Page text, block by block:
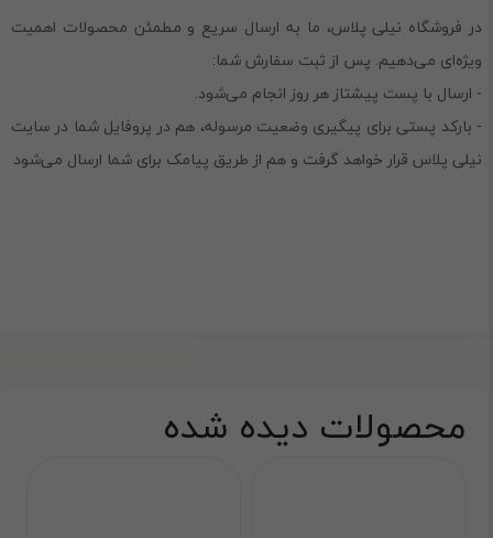
در فروشگاه نیلی پلاس، ما به ارسال سریع و مطمئن محصولات اهمیت
ویژه‌ای می‌دهیم. پس از ثبت سفارش شما:
- ارسال با پست پیشتاز هر روز انجام می‌شود.
- بارکد پستی برای پیگیری وضعیت مرسوله، هم در پروفایل شما در سایت
نیلی پلاس قرار خواهد گرفت و هم از طریق پیامک برای شما ارسال می‌شود
محصولات دیده شده